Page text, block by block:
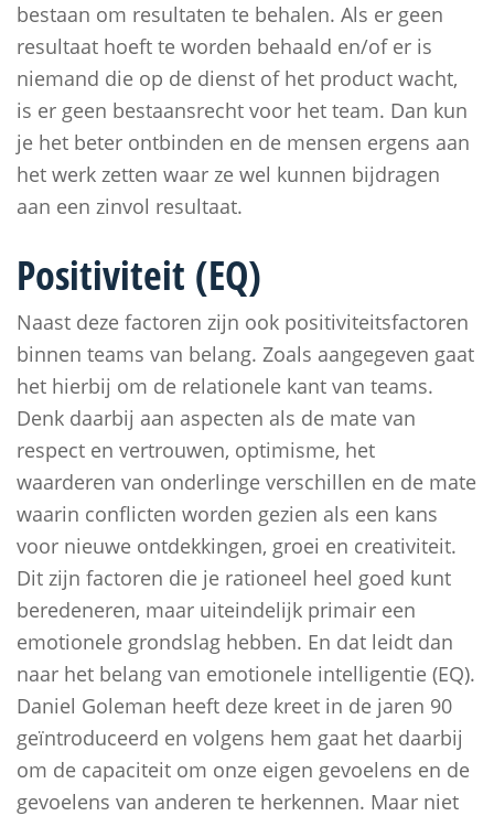
bestaan om resultaten te behalen. Als er geen
resultaat hoeft te worden behaald en/of er is
niemand die op de dienst of het product wacht,
is er geen bestaansrecht voor het team. Dan kun
je het beter ontbinden en de mensen ergens aan
het werk zetten waar ze wel kunnen bijdragen
aan een zinvol resultaat.
Positiviteit (EQ)
Naast deze factoren zijn ook positiviteitsfactoren
binnen teams van belang. Zoals aangegeven gaat
het hierbij om de relationele kant van teams.
Denk daarbij aan aspecten als de mate van
respect en vertrouwen, optimisme, het
waarderen van onderlinge verschillen en de mate
waarin conflicten worden gezien als een kans
voor nieuwe ontdekkingen, groei en creativiteit.
Dit zijn factoren die je rationeel heel goed kunt
beredeneren, maar uiteindelijk primair een
emotionele grondslag hebben. En dat leidt dan
naar het belang van emotionele intelligentie (EQ).
Daniel Goleman heeft deze kreet in de jaren 90
geïntroduceerd en volgens hem gaat het daarbij
om de capaciteit om onze eigen gevoelens en de
gevoelens van anderen te herkennen. Maar niet